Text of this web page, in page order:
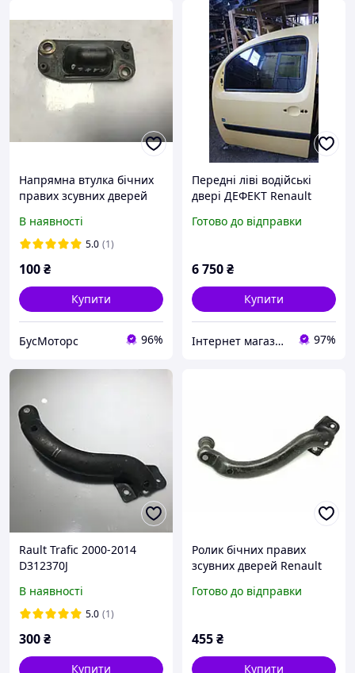
Напрямна втулка бічних
правих зсувних дверей
7700303506
В наявності
5.0 (1)
100₴
Купити
БусМоторс 96%
Передні ліві водійські
двері ДЕФЕКТ Renault
Готово до відправки
6 750₴
Купити
Інтернет магазин "Автозапчастини" 97%
Rault Trafic 2000-2014
D312370J
В наявності
5.0 (1)
300₴
Купити
Ролик бічних правих
зсувних дверей Renault
Готово до відправки
455₴
Купити